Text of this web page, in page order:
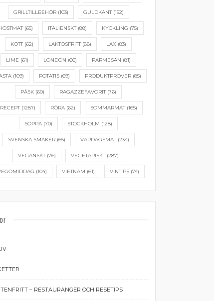
GRILLTILLBEHÖR(103) GULDKANT(152)
(65) ITALIENSKT(88) KYCKLING (75)
KÖTT(62) LAKTOSFRITT(88) LAX (83)
LIME (61) LONDON (66) PARMESAN (81)
(109) POTATIS (69) PRODUKTPROVER (85)
PÅSK (60) RAGAZZEFAVORIT(76)
RECEPT(1287) RÖRA(62) SOMMARMAT(165)
SOPPA (70) STOCKHOLM (128)
SVENSKA SMAKER(65) VARDAGSMAT(234)
VEGANSKT(76) VEGETARISKT(287)
(104) VIETNAM (61) VINTIPS (74)
– RESTAURANGER OCH RESETIPS